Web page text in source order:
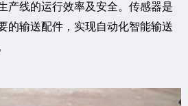
产线的运行效率及安全。传感器是
的输送配件，实现自动化智能输送